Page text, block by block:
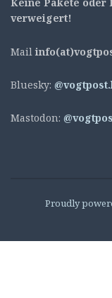
Keine Pakete oder
verweigert!
Mail
Bluesky:
Mastodon:
Proudly